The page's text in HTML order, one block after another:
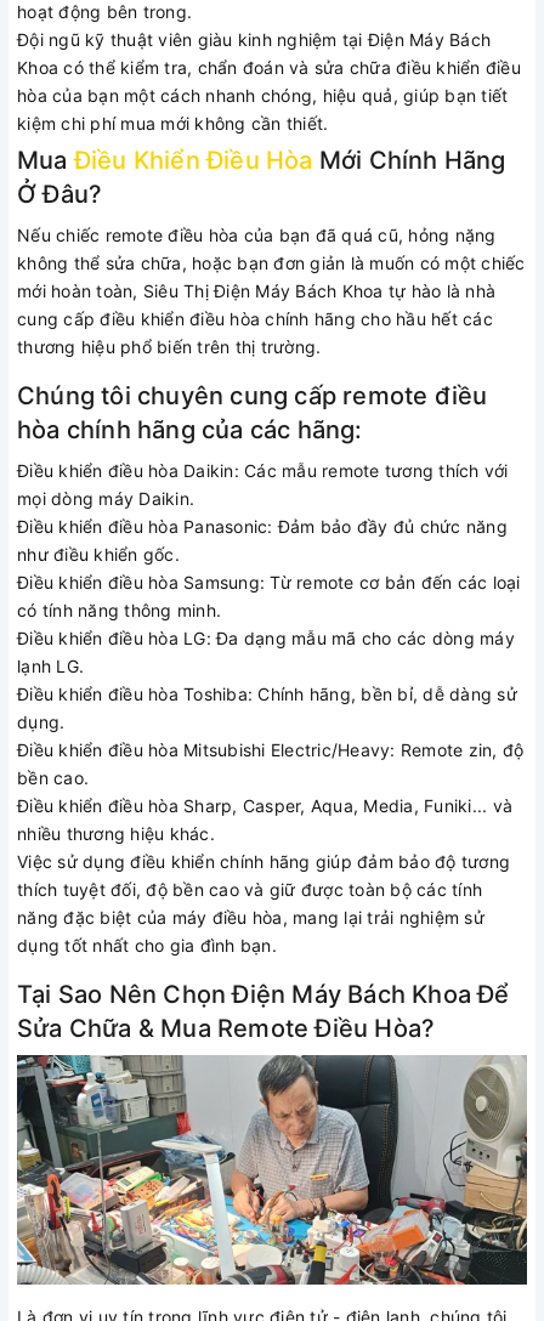
hoạt động bên trong.
Đội ngũ kỹ thuật viên giàu kinh nghiệm tại Điện Máy Bách
Khoa có thể kiểm tra, chẩn đoán và sửa chữa điều khiển điều
hòa của bạn một cách nhanh chóng, hiệu quả, giúp bạn tiết
kiệm chi phí mua mới không cần thiết.
MuaĐiều Khiển Điều Hòa Mới Chính Hãng
Ở Đâu?
Nếu chiếc remote điều hòa của bạn đã quá cũ, hỏng nặng
không thể sửa chữa, hoặc bạn đơn giản là muốn có một chiếc
mới hoàn toàn, Siêu Thị Điện Máy Bách Khoa tự hào là nhà
cung cấp điều khiển điều hòa chính hãng cho hầu hết các
thương hiệu phổ biến trên thị trường.
Chúng tôi chuyên cung cấp remote điều
hòa chính hãng của các hãng:
Điều khiển điều hòa Daikin: Các mẫu remote tương thích với
mọi dòng máy Daikin.
Điều khiển điều hòa Panasonic: Đảm bảo đầy đủ chức năng
như điều khiển gốc.
Điều khiển điều hòa Samsung: Từ remote cơ bản đến các loại
có tính năng thông minh.
Điều khiển điều hòa LG: Đa dạng mẫu mã cho các dòng máy
lạnh LG.
Điều khiển điều hòa Toshiba: Chính hãng, bền bỉ, dễ dàng sử
dụng.
Điều khiển điều hòa Mitsubishi Electric/Heavy: Remote zin, độ
bền cao.
Điều khiển điều hòa Sharp, Casper, Aqua, Media, Funiki... và
nhiều thương hiệu khác.
Việc sử dụng điều khiển chính hãng giúp đảm bảo độ tương
thích tuyệt đối, độ bền cao và giữ được toàn bộ các tính
năng đặc biệt của máy điều hòa, mang lại trải nghiệm sử
dụng tốt nhất cho gia đình bạn.
Tại Sao Nên Chọn Điện Máy Bách Khoa Để
Sửa Chữa & Mua Remote Điều Hòa?
Là đơn vị uy tín trong lĩnh vực điện tử - điện lạnh, chúng tôi